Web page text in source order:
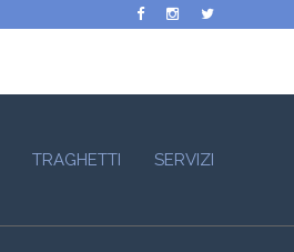
TRAGHETTI SERVIZI